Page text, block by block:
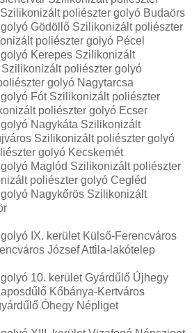
poliészter golyó Budaörs
Gödöllő Szilikonizált poliészter
poliészter golyó Pécel
Kerepes Szilikonizált
poliészter golyó
golyó Nagytarcsa
Fót Szilikonizált poliészter
poliészter golyó Ecser
Nagykáta Szilikonizált
Szilikonizált poliészter golyó
golyó Kecskemét
Maglód Szilikonizált poliészter
poliészter golyó Cegléd
Nagykőrös Szilikonizált
IX. kerület Külső-Ferencváros
József Attila-lakótelep
10. kerület Gyárdűlő Újhegy
Kőbánya-Kertváros
Óhegy Népliget